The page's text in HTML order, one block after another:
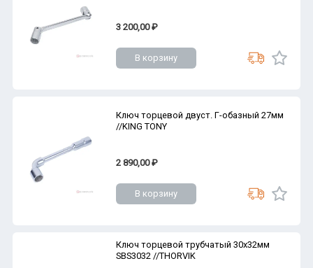
3 200,00 ₽
В корзину
Ключ торцевой двуст. Г-обазный 27мм
//KING TONY
2 890,00 ₽
В корзину
Ключ торцевой трубчатый 30х32мм
SBS3032 //THORVIK